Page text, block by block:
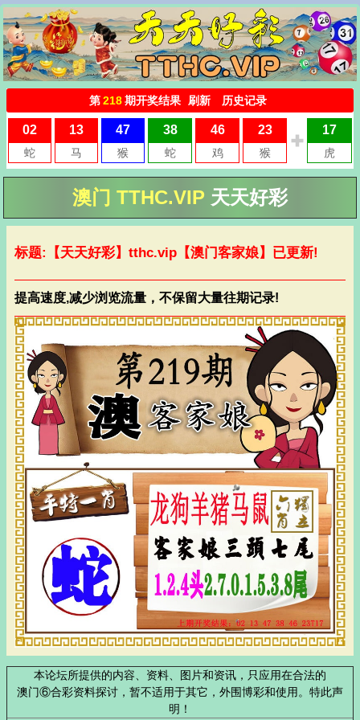
澳门 TTHC.VIP 天天好彩
标题:【天天好彩】 tthc.vip 【澳门客家娘】已更新!
提高速度,减少浏览流量，不保留大量往期记录!
本论坛所提供的内容、资料、图片和资讯，只应用在合法的
澳门⑥合彩资料探讨，暂不适用于其它，外围博彩和使用。特此声
明！